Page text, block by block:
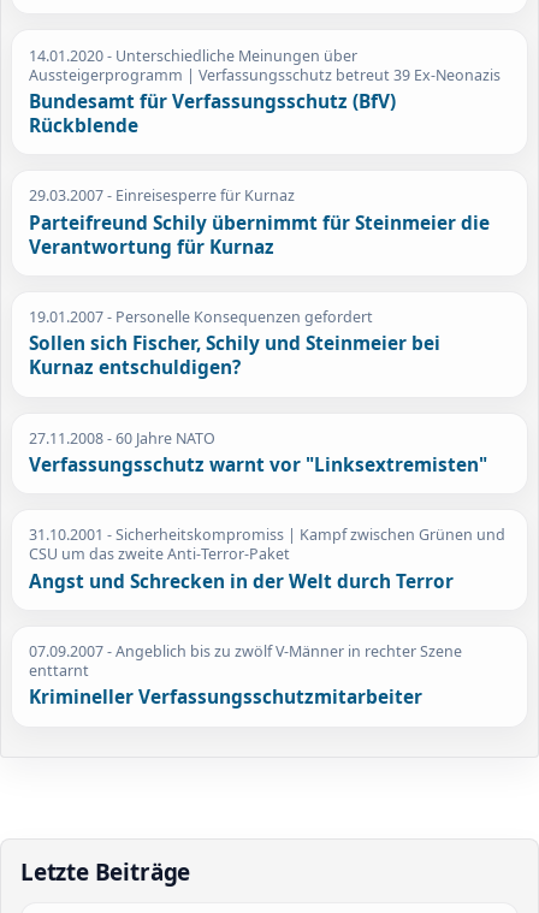
14.01.2020- Unterschiedliche Meinungen über
Aussteigerprogramm | Verfassungsschutz betreut 39 Ex-Neonazis
Bundesamt für Verfassungsschutz (BfV)
Rückblende
29.03.2007- Einreisesperre für Kurnaz
Parteifreund Schily übernimmt für Steinmeier die
Verantwortung für Kurnaz
19.01.2007- Personelle Konsequenzen gefordert
Sollen sich Fischer, Schily und Steinmeier bei
Kurnaz entschuldigen?
27.11.2008- 60 Jahre NATO
Verfassungsschutz warnt vor "Linksextremisten"
31.10.2001 - Sicherheitskompromiss | Kampf zwischen Grünen und
CSU um das zweite Anti-Terror-Paket
Angst und Schrecken in der Welt durch Terror
07.09.2007- Angeblich bis zu zwölf V-Männer in rechter Szene
enttarnt
Krimineller Verfassungsschutzmitarbeiter
Letzte Beiträge